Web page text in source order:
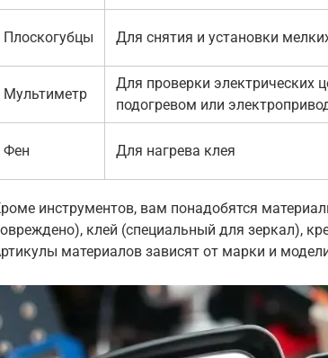
Плоскогубцы Для снятия и установки
Мультиметр
Для проверки электрических
подогревом или
Фен Для нагрева клея
инструментов, вам понадобятся
клей (специальный для зеркал),
материалов зависят от марки и